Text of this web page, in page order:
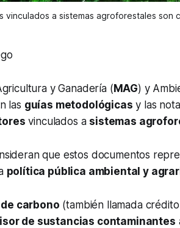
vinculados a sistemas agroforestales son
y Ganadería (MAG) y
las guías metodológicas y las
vinculados a sistemas
que estos documentos
política pública ambiental y
carbono (también llamada
de sustancias contaminantes